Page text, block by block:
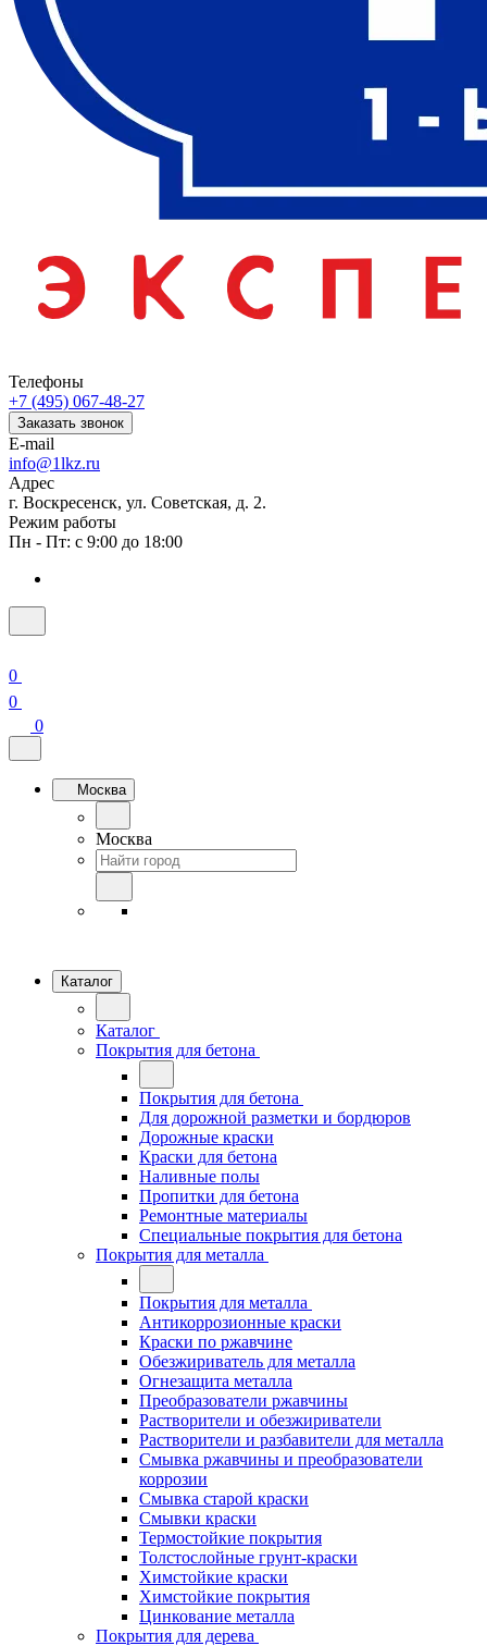
Телефоны
+7 (495) 067-48-27
Заказать звонок
E-mail
info@1lkz.ru
Адрес
г. Воскресенск, ул. Советская, д. 2.
Режим работы
Пн - Пт: с 9:00 до 18:00
0
0
0
Москва
Москва
Каталог
Каталог
Покрытия для бетона
Покрытия для бетона
Для дорожной разметки и бордюров
Дорожные краски
Краски для бетона
Наливные полы
Пропитки для бетона
Ремонтные материалы
Специальные покрытия для бетона
Покрытия для металла
Покрытия для металла
Антикоррозионные краски
Краски по ржавчине
Обезжириватель для металла
Огнезащита металла
Преобразователи ржавчины
Растворители и обезжириватели
Растворители и разбавители для металла
Смывка ржавчины и преобразователи
коррозии
Смывка старой краски
Смывки краски
Термостойкие покрытия
Толстослойные грунт-краски
Химстойкие краски
Химстойкие покрытия
Цинкование металла
Покрытия для дерева